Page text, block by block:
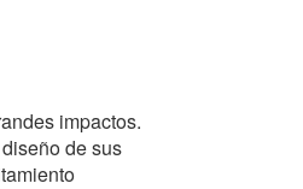
impactos.
de sus